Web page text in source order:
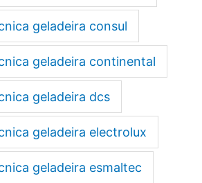
geladeira consul
geladeira continental
geladeira dcs
geladeira electrolux
geladeira esmaltec